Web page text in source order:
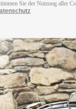
Sie der Nutzung aller